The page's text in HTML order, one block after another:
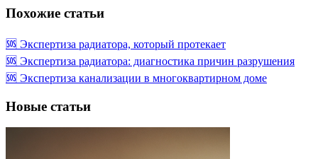
Похожие статьи
🆘 Экспертиза радиатора, который протекает
🆘 Экспертиза радиатора: диагностика причин разрушения
🆘 Экспертиза канализации в многоквартирном доме
Новые статьи